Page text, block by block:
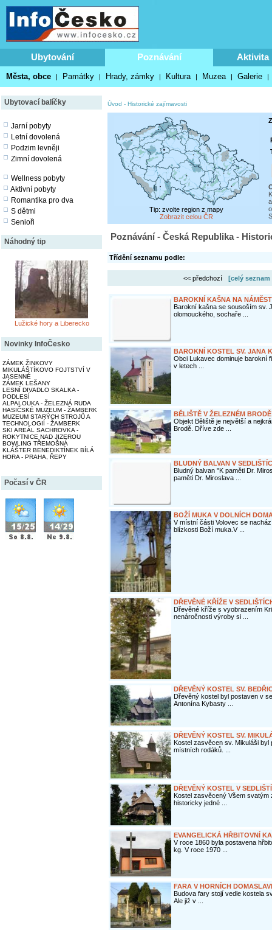
Ubytování Poznávání Aktivita
Města, obce | Památky | Hrady, zámky | Kultura | Muzea | Galerie |
Ubytovací balíčky
Jarní pobyty
Letní dovolená
Podzim levněji
Zimní dovolená
Wellness pobyty
Aktivní pobyty
Romantika pro dva
S dětmi
Senioři
Náhodný tip
Lužické hory a Liberecko
Novinky InfoČesko
ZÁMEK ŽINKOVY
MIKULÁŠTÍKOVO FOJTSTVÍ V
JASENNÉ
ZÁMEK LEŠANY
LESNÍ DIVADLO SKALKA -
PODLESÍ
ALPALOUKA - ŽELEZNÁ RUDA
HASIČSKÉ MUZEUM - ŽAMBERK
MUZEUM STARÝCH STROJŮ A
TECHNOLOGIÍ - ŽAMBERK
SKI AREÁL SACHROVKA -
ROKYTNICE NAD JIZEROU
BOWLING TŘEMOŠNÁ
KLÁŠTER BENEDIKTÍNEK BÍLÁ
HORA - PRAHA, ŘEPY
Počasí v ČR
Úvod - Historické zajímavosti
Tip: zvolte region z mapy
Zobrazit celou ČR
Poznávání - Česká Republika -
Třídění seznamu podle:
<< předchozí [celý seznam
BAROKNÍ KAŠNA NA
Barokní kašna se sousoším sv.
olomouckého, sochaře ...
BAROKNÍ KOSTEL SV. JANA
Obci Lukavec dominuje barokní
v letech ...
BĚLIŠTĚ V ŽELEZNÉM BRODĚ
Objekt Běliště je největší a
Brodě. Dříve zde ...
BLUDNÝ BALVAN V
Bludný balvan "K paměti Dr.
paměti Dr. Miroslava ...
BOŽÍ MUKA V DOLNÍCH
V místní části Volovec se
blízkosti Boží muka.V ...
DŘEVĚNÉ KŘÍŽE V
Dřevěné kříže s vyobrazením
nenáročnosti výroby si ...
DŘEVĚNÝ KOSTEL SV.
Dřevěný kostel byl postaven v
Antonína Kybasty ...
DŘEVĚNÝ KOSTEL SV.
Kostel zasvěcen sv. Mikuláši
místních rodáků. ...
DŘEVĚNÝ KOSTEL V
Kostel zasvěcený Všem svatým
historicky jedné ...
EVANGELICKÁ HŘBITOVNÍ
V roce 1860 byla postavena
kg. V roce 1970 ...
FARA V HORNÍCH
Budova fary stojí vedle kostela
Ale již v ...